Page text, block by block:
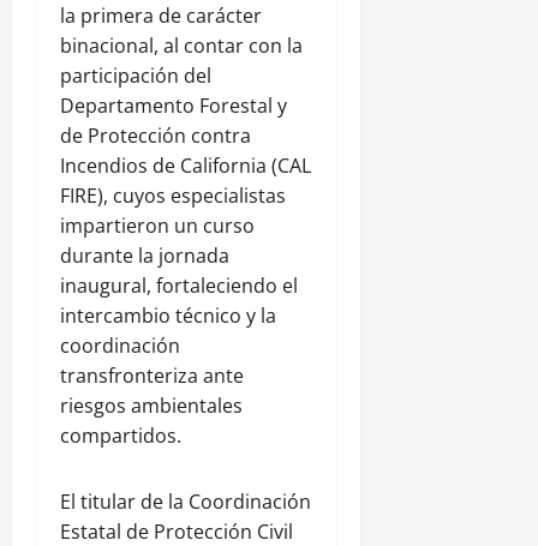
la primera de carácter
binacional, al contar con la
participación del
Departamento Forestal y
de Protección contra
Incendios de California (CAL
FIRE), cuyos especialistas
impartieron un curso
durante la jornada
inaugural, fortaleciendo el
intercambio técnico y la
coordinación
transfronteriza ante
riesgos ambientales
compartidos.
El titular de la Coordinación
Estatal de Protección Civil